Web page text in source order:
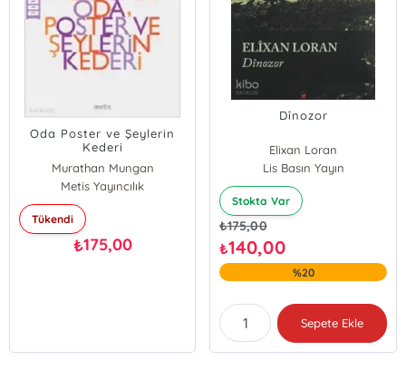
Oda Poster ve Şeylerin
Kederi
Murathan Mungan
Metis Yayıncılık
Tükendi
₺175,00
Dînozor
Elixan Loran
Lis Basın Yayın
Stokta Var
₺175,00
₺140,00
%20
Sepete Ekle